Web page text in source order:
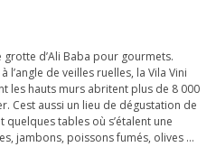
grotte d’Ali Baba pour gourmets.
de veilles ruelles, la Vila Vini
les hauts murs abritent plus de 8 000
Cest aussi un lieu de dégustation de
quelques tables où s’étalent une
jambons, poissons fumés, olives …